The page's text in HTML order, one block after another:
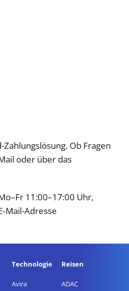
Ob Fragen
oder über das
11:00–17:00 Uhr,
Adresse
Technologie
Avira
Reisen
ADAC